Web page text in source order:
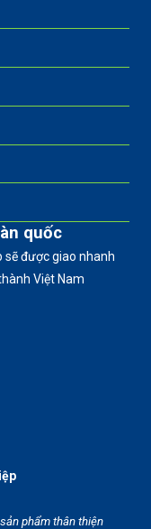
quốc
sẽ được giao nhanh
Việt Nam
phẩm thân thiện